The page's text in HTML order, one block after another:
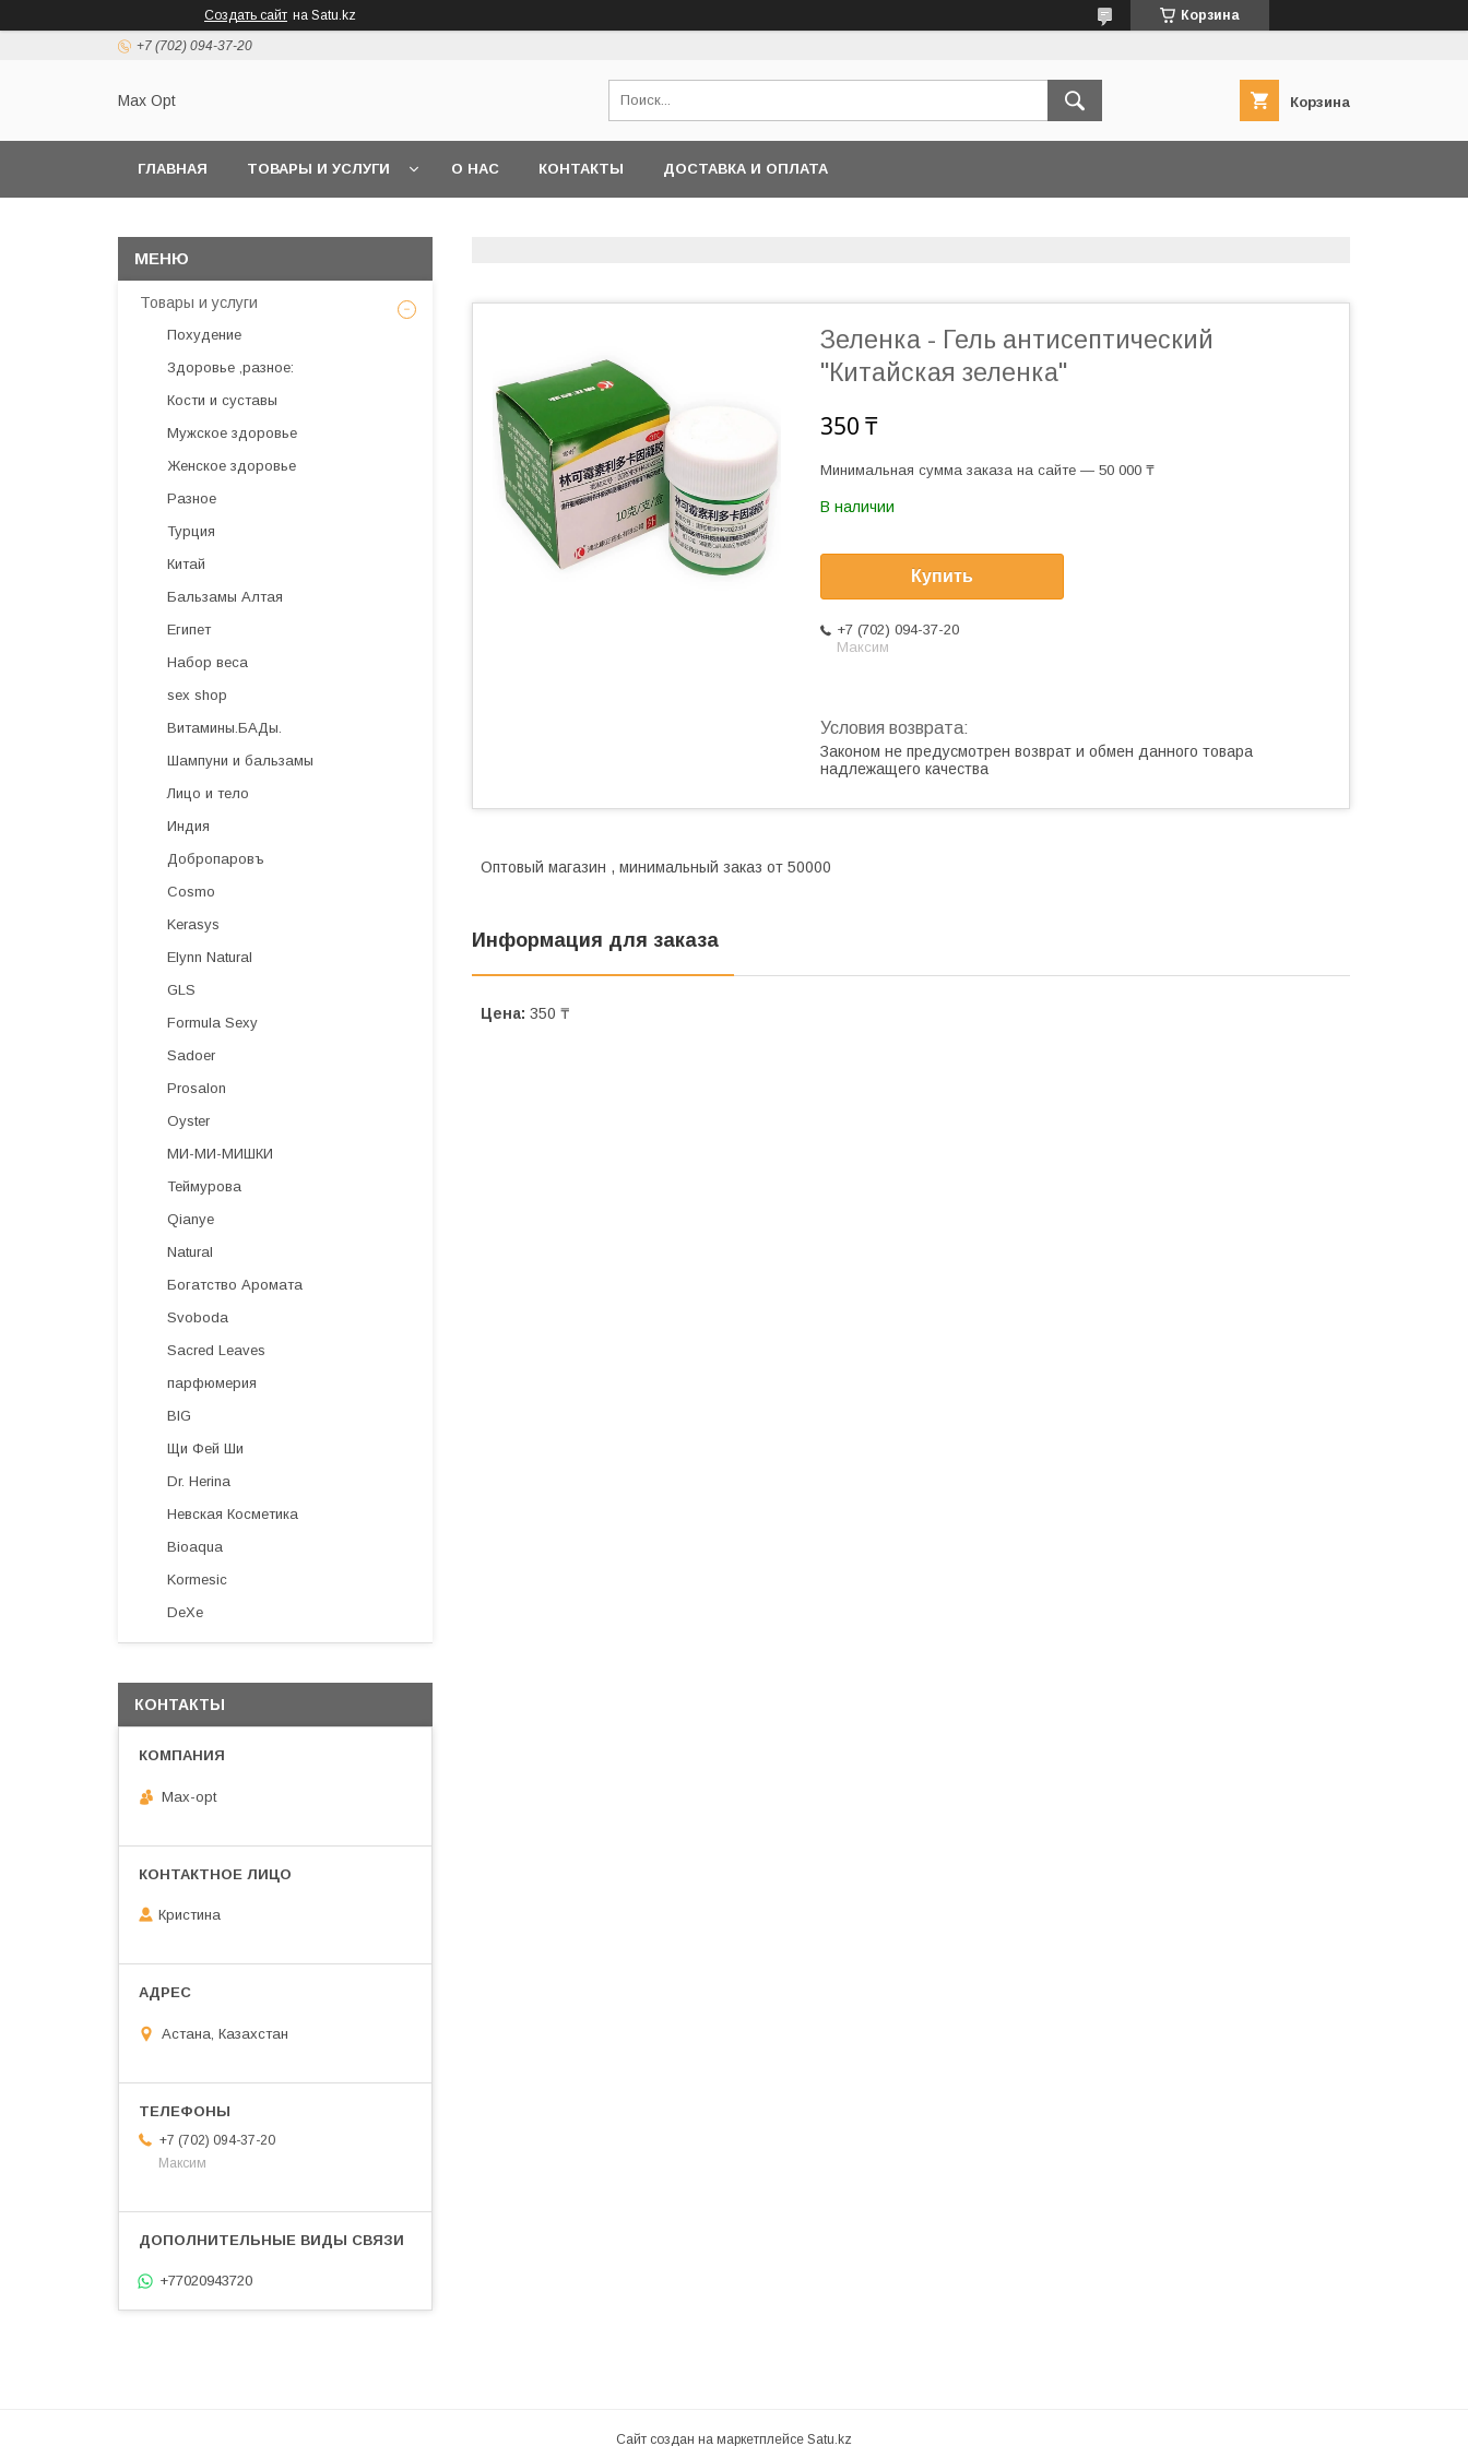
Создать сайт на Satu.kz Корзина
+7 (702) 094-37-20
Max Opt Корзина
ГЛАВНАЯ ТОВАРЫ И УСЛУГИ О НАС КОНТАКТЫ ДОСТАВКА И ОПЛАТА
Зеленка - Гель антисептический
"Китайская зеленка"
350 ₸
Минимальная сумма заказа на сайте — 50 000 ₸
В наличии
Купить
+7 (702) 094-37-20
Максим
Законом не предусмотрен возврат и обмен данного товара
надлежащего качества
Оптовый магазин , минимальный заказ от 50000
Информация для заказа
Цена: 350 ₸
Товары и услуги
Похудение
Здоровье ,разное:
Кости и суставы
Мужское здоровье
Женское здоровье
Разное
Турция
Китай
Бальзамы Алтая
Египет
Набор веса
sex shop
Витамины.БАДы.
Шампуни и бальзамы
Лицо и тело
Индия
Добропаровъ
Cosmo
Kerasys
Elynn Natural
GLS
Formula Sexy
Sadoer
Prosalon
Oyster
МИ-МИ-МИШКИ
Теймурова
Qianye
Natural
Богатство Аромата
Svoboda
Sacred Leaves
парфюмерия
BIG
Щи Фей Ши
Dr. Herina
Невская Косметика
Bioaqua
Kormesic
DeXe
КОНТАКТЫ
Max-opt
Кристина
Астана, Казахстан
+7 (702) 094-37-20
Максим
+77020943720
Сайт создан на маркетплейсе Satu.kz